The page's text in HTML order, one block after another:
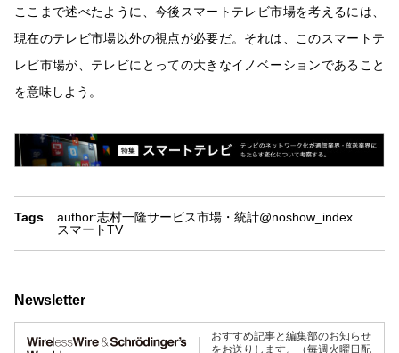
ここまで述べたように、今後スマートテレビ市場を考えるには、
現在のテレビ市場以外の視点が必要だ。それは、このスマートテ
レビ市場が、テレビにとっての大きなイノベーションであること
を意味しよう。
Tags author:志村一隆サービス市場・統計@noshow_index
スマートTV
Newsletter
おすすめ記事と編集部のお知らせ
をお送りします。（毎週火曜日配